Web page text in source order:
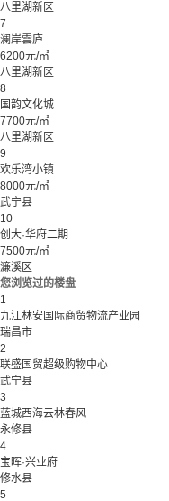
八里湖新区
7
澜岸雲庐
6200元/㎡
八里湖新区
8
国韵文化城
7700元/㎡
八里湖新区
9
欢乐湾小镇
8000元/㎡
武宁县
10
创大·华府二期
7500元/㎡
濂溪区
您浏览过的楼盘
1
九江林安国际商贸物流产业园
瑞昌市
2
联盛国贸超级购物中心
武宁县
3
蓝城西海云林春风
永修县
4
宝晖·兴业府
修水县
5